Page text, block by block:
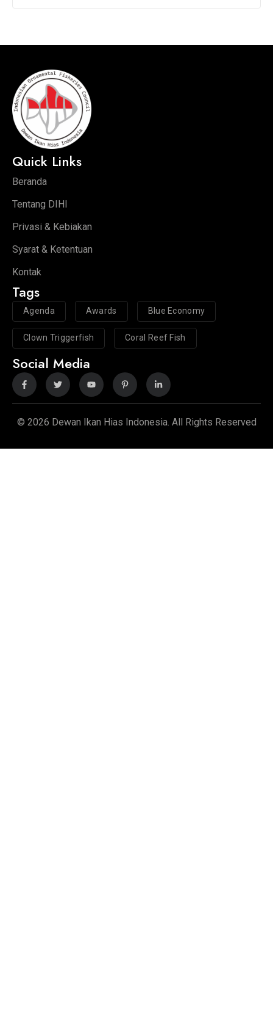
Quick Links
Beranda
Tentang DIHI
Privasi & Kebiakan
Syarat & Ketentuan
Kontak
Tags
Agenda Awards Blue Economy
Clown Triggerfish Coral Reef Fish
Social Media
© 2026 Dewan Ikan Hias Indonesia. All Rights Reserved